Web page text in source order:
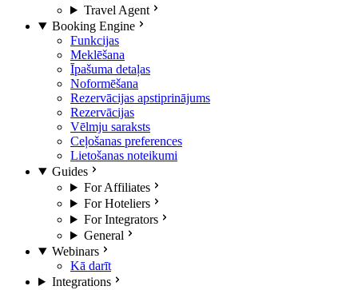
Travel Agent
Booking Engine
Funkcijas
Meklēšana
Īpašuma detaļas
Noformēšana
Rezervācijas apstiprinājums
Rezervācijas
Vēlmju saraksts
Ceļošanas preferences
Lietošanas noteikumi
Guides
For Affiliates
For Hoteliers
For Integrators
General
Webinars
Kā darīt
Integrations